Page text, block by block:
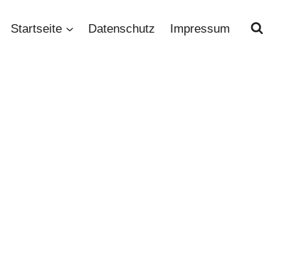
Startseite Datenschutz Impressum